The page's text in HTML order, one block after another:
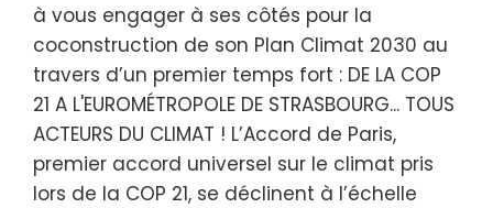
à vous engager à ses côtés pour la
coconstruction de son Plan Climat 2030 au
travers d’un premier temps fort : DE LA COP
21 A L'EUROMÉTROPOLE DE STRASBOURG... TOUS
ACTEURS DU CLIMAT ! L’Accord de Paris,
premier accord universel sur le climat pris
lors de la COP 21, se déclinent à l’échelle